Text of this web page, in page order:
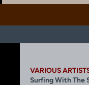
VARIOUS
Surfing With The